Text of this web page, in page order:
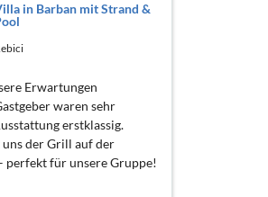
in Barban mit Strand &
Erwartungen
waren sehr
erstklassig.
uns der Grill auf der
perfekt für unsere Gruppe!